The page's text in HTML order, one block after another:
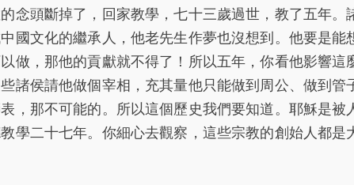
念頭斷掉了，回家教學，七十三歲過世，教了五年。
國文化的繼承人，他老先生作夢也沒想到。他要是能
做，那他的貢獻就不得了！所以五年，你看他影響這
諸侯請他做個宰相，充其量他只能做到周公、做到管
，那不可能的。所以這個歷史我們要知道。耶穌是被
學二十七年。你細心去觀察，這些宗教的創始人都是